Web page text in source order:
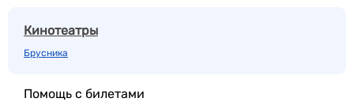
Кинотеатры
Брусника
Помощь с билетами